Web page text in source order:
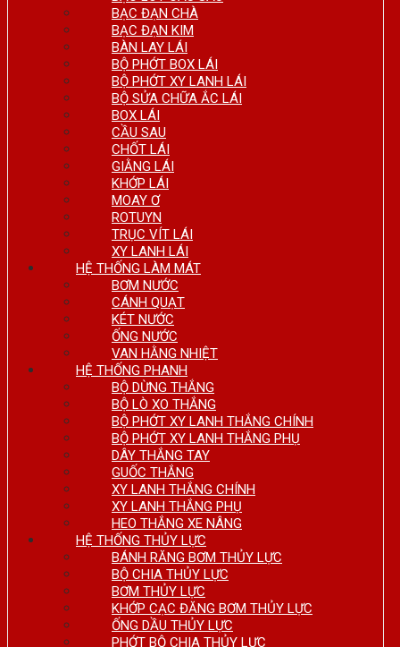
BẠC ĐẠN CHÀ
BẠC ĐẠN KIM
BÀN LAY LÁI
BỘ PHỚT BOX LÁI
BỘ PHỚT XY LANH LÁI
BỘ SỬA CHỮA ẮC LÁI
BOX LÁI
CẦU SAU
CHỐT LÁI
GIẰNG LÁI
KHỚP LÁI
MOAY Ơ
ROTUYN
TRỤC VÍT LÁI
XY LANH LÁI
HỆ THỐNG LÀM MÁT
BƠM NƯỚC
CÁNH QUẠT
KÉT NƯỚC
ỐNG NƯỚC
VAN HẰNG NHIỆT
HỆ THỐNG PHANH
BỘ DỪNG THẮNG
BỘ LÒ XO THẮNG
BỘ PHỚT XY LANH THẮNG CHÍNH
BỘ PHỚT XY LANH THẮNG PHỤ
DÂY THẮNG TAY
GUỐC THẮNG
XY LANH THẮNG CHÍNH
XY LANH THẮNG PHỤ
HEO THẮNG XE NÂNG
HỆ THỐNG THỦY LỰC
BÁNH RĂNG BƠM THỦY LỰC
BỘ CHIA THỦY LỰC
BƠM THỦY LỰC
KHỚP CẠC ĐĂNG BƠM THỦY LỰC
ỐNG DẦU THỦY LỰC
PHỚT BỘ CHIA THỦY LỰC